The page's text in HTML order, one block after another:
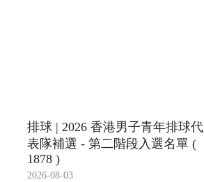
排球 | 2026 香港男子青年排球代
表隊補選 - 第二階段入選名單 (
1878 )
2026-08-03